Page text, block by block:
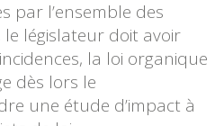
par l’ensemble des
le législateur doit avoir
la loi organique
dès lors le
une étude d’impact à